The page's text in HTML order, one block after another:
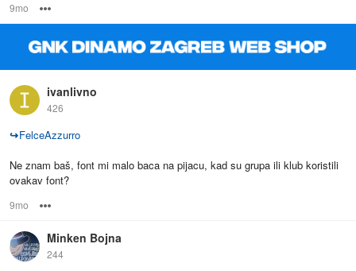
9mo
ivanlivno
426
↪FelceAzzurro
Ne znam baš, font mi malo baca na pijacu, kad su grupa ili klub koristili
ovakav font?
9mo
Minken Bojna
244